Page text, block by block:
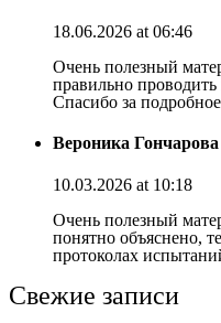
18.06.2026 at 06:46
Очень полезный
правильно
Спасибо за
Вероника Гончарова
10.03.2026 at 10:18
Очень полезный
понятно объяснено,
протоколах
Свежие записи